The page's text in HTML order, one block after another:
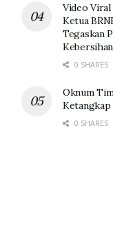
Video Viral
Ketua
Tegaskan
0 SHARES
Oknum
Ketangkap
0 SHARES